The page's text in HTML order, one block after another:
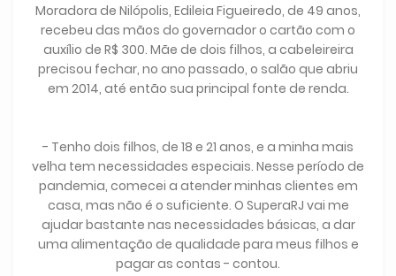
Moradora de Nilópolis, Edileia Figueiredo, de 49 anos,
recebeu das mãos do governador o cartão com o
auxílio de R$ 300. Mãe de dois filhos, a cabeleireira
precisou fechar, no ano passado, o salão que abriu
em 2014, até então sua principal fonte de renda.
- Tenho dois filhos, de 18 e 21 anos, e a minha mais
velha tem necessidades especiais. Nesse período de
pandemia, comecei a atender minhas clientes em
casa, mas não é o suficiente. O SuperaRJ vai me
ajudar bastante nas necessidades básicas, a dar
uma alimentação de qualidade para meus filhos e
pagar as contas - contou.